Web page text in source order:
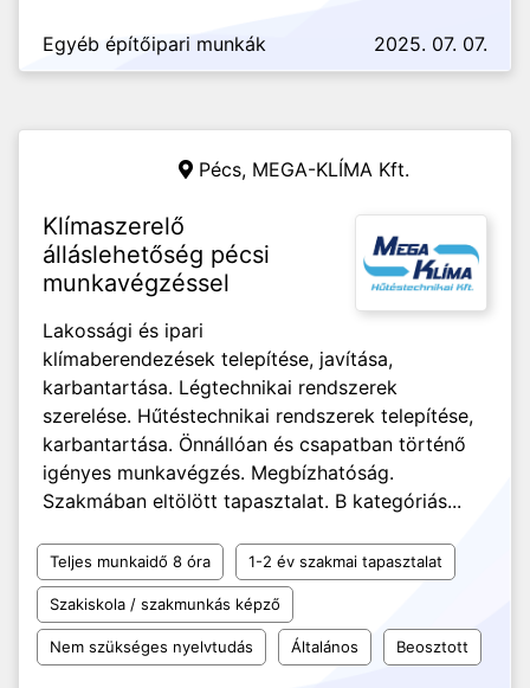
Egyéb építőipari munkák 2025. 07. 07.
Pécs, MEGA-KLÍMA Kft.
Klímaszerelő
álláslehetőség pécsi
munkavégzéssel
Lakossági és ipari
klímaberendezések telepítése, javítása,
karbantartása. Légtechnikai rendszerek
szerelése. Hűtéstechnikai rendszerek telepítése,
karbantartása. Önnállóan és csapatban történő
igényes munkavégzés. Megbízhatóság.
Szakmában eltölött tapasztalat. B kategóriás...
Teljes munkaidő 8 óra 1-2 év szakmai tapasztalat
Szakiskola / szakmunkás képző
Nem szükséges nyelvtudás Általános Beosztott